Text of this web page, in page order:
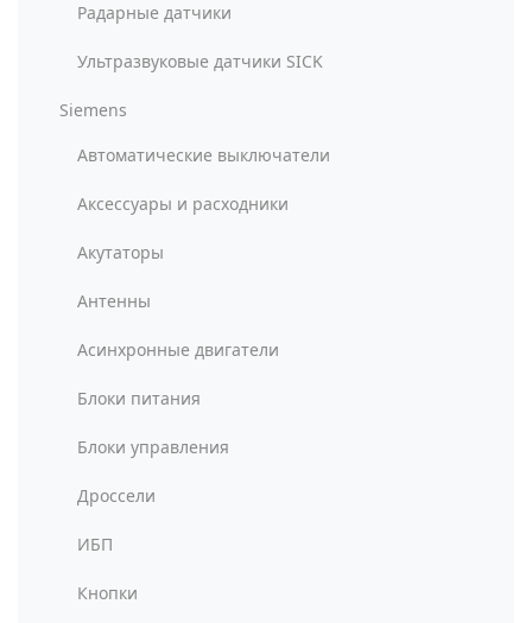
Радарные датчики
Ультразвуковые датчики SICK
Siemens
Автоматические выключатели
Аксессуары и расходники
Акутаторы
Антенны
Асинхронные двигатели
Блоки питания
Блоки управления
Дроссели
ИБП
Кнопки